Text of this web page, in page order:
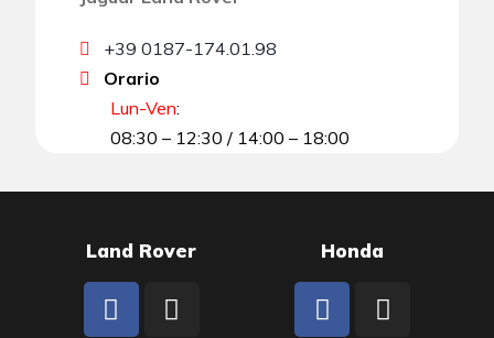
+39 0187-174.01.98
Orario
Lun-Ven:
08:30 – 12:30 / 14:00 – 18:00
Land Rover Honda